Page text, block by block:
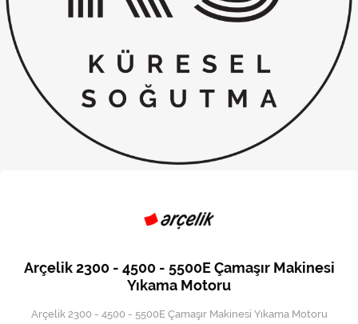
Fırın, Ocak ve Aspiratör
Klima
Kombi
Musluk
Soğutma Sistemleri
Şofben ve Termosifon
Arçelik 2300 - 4500 - 5500E Çamaşır Makinesi
Yıkama Motoru
Arçelik 2300 - 4500 - 5500E Çamaşır Makinesi Yıkama Motoru